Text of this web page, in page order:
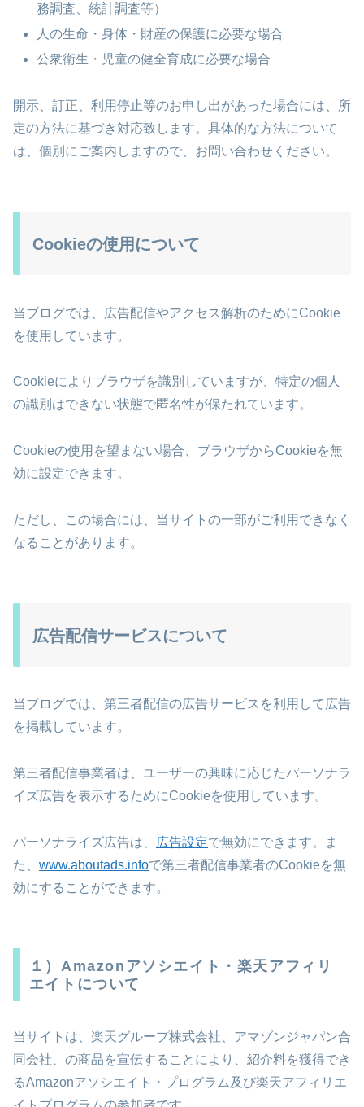
務調査、統計調査等）
人の生命・身体・財産の保護に必要な場合
公衆衛生・児童の健全育成に必要な場合
開示、訂正、利用停止等のお申し出があった場合には、所
定の方法に基づき対応致します。具体的な方法について
は、個別にご案内しますので、お問い合わせください。
Cookieの使用について
当ブログでは、広告配信やアクセス解析のためにCookie
を使用しています。
Cookieによりブラウザを識別していますが、特定の個人
の識別はできない状態で匿名性が保たれています。
Cookieの使用を望まない場合、ブラウザからCookieを無
効に設定できます。
ただし、この場合には、当サイトの一部がご利用できなく
なることがあります。
広告配信サービスについて
当ブログでは、第三者配信の広告サービスを利用して広告
を掲載しています。
第三者配信事業者は、ユーザーの興味に応じたパーソナラ
イズ広告を表示するためにCookieを使用しています。
パーソナライズ広告は、 広告設定で無効にできます。ま
た、 www.aboutads.infoで第三者配信事業者のCookieを無
効にすることができます。
１）Amazonアソシエイト・楽天アフィリ
エイトについて
当サイトは、楽天グループ株式会社、アマゾンジャパン合
同会社、の商品を宣伝することにより、紹介料を獲得でき
るAmazonアソシエイト・プログラム及び楽天アフィリエ